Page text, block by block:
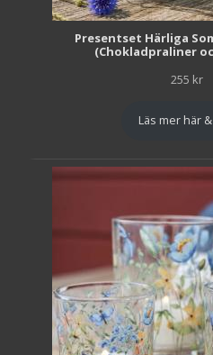
Presentset Härliga
(Chokladpraliner
255 kr
Läs mer här